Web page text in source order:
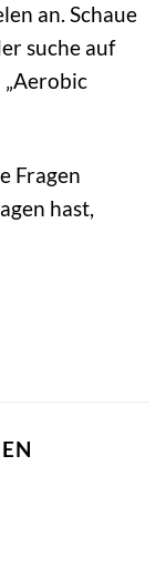
an. Schaue
suche auf
Fragen
hast,